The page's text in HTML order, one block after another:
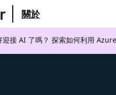
關於
迎接 AI 了嗎？ 探索如何利用